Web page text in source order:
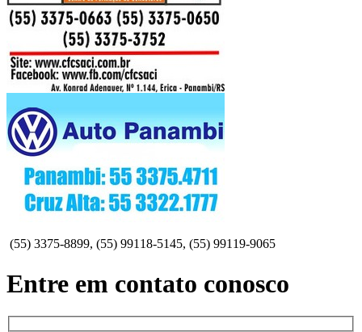
(55) 3375-8899, (55) 99118-5145, (55) 99119-9065
Entre em contato conosco